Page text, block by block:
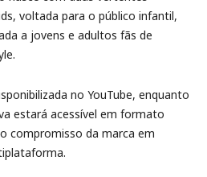
voltada para o público infantil,
a jovens e adultos fãs de
no YouTube, enquanto
estará acessível em formato
compromisso da marca em